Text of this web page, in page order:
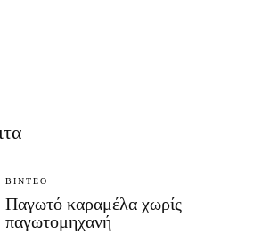
ΒΊΝΤΕΟ
Παγωτό καραμέλα χωρίς
παγωτομηχανή